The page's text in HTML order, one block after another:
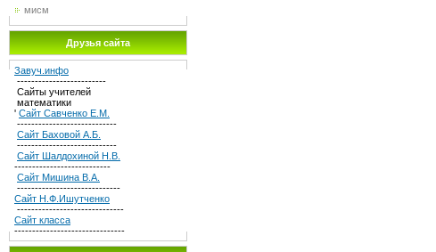
мисм
Друзья сайта
Завуч.инфо
-------------------------
Сайты учителей
математики
' Сайт Савченко Е.М.
----------------------------
Сайт Баховой А.Б.
----------------------------
Сайт Шалдохиной Н.В.
---------------------------
Сайт Мишина В.А.
-----------------------------
Сайт Н.Ф.Ишутченко
------------------------------
Сайт класса
-------------------------------